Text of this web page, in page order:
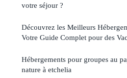
votre séjour ?
Découvrez les Meilleurs
Votre Guide Complet pour des
Hébergements pour groupes au
nature à etchelia